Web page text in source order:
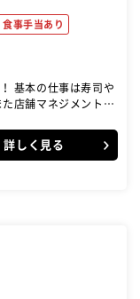
食事手当あり
店舗マネジメントも
発などです。 いち早
が重要です。
詳しく見る